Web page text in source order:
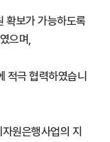
확보가 가능하도록
으며,
적극 협력하였습니
원은행사업의 지